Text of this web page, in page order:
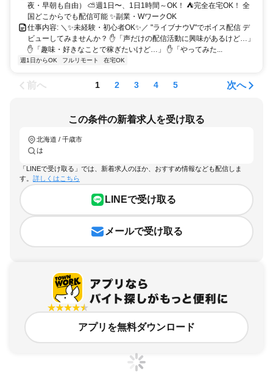
夜・早朝も自由） ⛅週1日〜、1日1時間～OK！ ⛺完全在宅OK！ 全
国どこからでも配信可能 ✨副業・WワークOK
仕事内容: ＼✨未経験・初心者OK✨／ "ライブナウV"でボイス配信 デ
ビューしてみませんか？ ✋「声だけの配信活動に興味があるけど…」
✋「趣味・好きなことで稼ぎたいけど…」 ✋「やってみた...
週1日からOK フルリモート 在宅OK
前へ 1 2 3 4 5 次へ
この条件の新着求人を受け取る
北海道 / 千歳市
は
「LINEで受け取る」では、新着求人のほか、おすすめ情報なども配信しま
す。 詳しくはこちら
LINEで受け取る
メールで受け取る
アプリを無料ダウンロード